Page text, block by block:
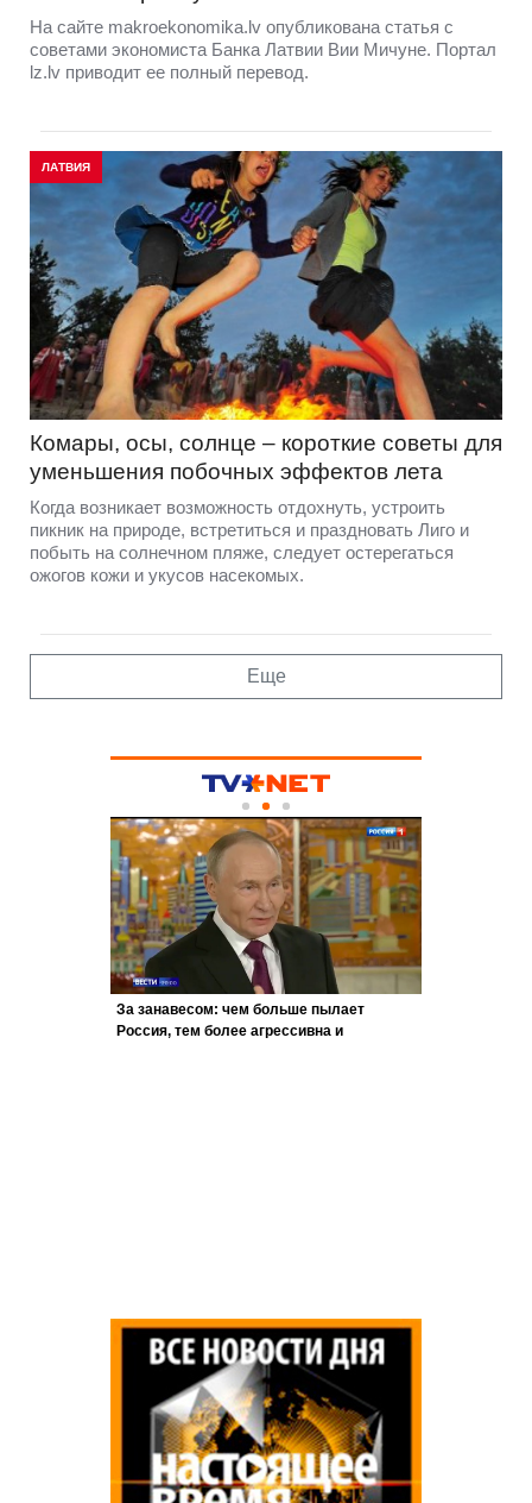
На сайте makroekonomika.lv опубликована статья с
советами экономиста Банка Латвии Вии Мичуне. Портал
lz.lv приводит ее полный перевод.
ЛАТВИЯ
Комары, осы, солнце – короткие советы для
уменьшения побочных эффектов лета
Когда возникает возможность отдохнуть, устроить
пикник на природе, встретиться и праздновать Лиго и
побыть на солнечном пляже, следует остерегаться
ожогов кожи и укусов насекомых.
Еще